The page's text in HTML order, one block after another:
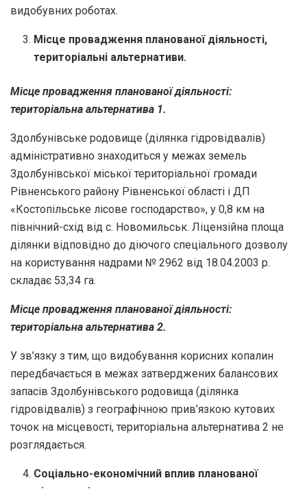
видобувних роботах.
Місце провадження планованої діяльності,
територіальні альтернативи.
Місце провадження планованої діяльності:
територіальна альтернатива 1.
Здолбунівське родовище (ділянка гідровідвалів)
адміністративно знаходиться у межах земель
Здолбунівської міської територіальної громади
Рівненського району Рівненської області і ДП
«Костопільське лісове господарство», у 0,8 км на
північний-схід від с. Новомильськ. Ліцензійна площа
ділянки відповідно до діючого спеціального дозволу
на користування надрами № 2962 від 18.04.2003 р.
складає 53,34 га.
Місце провадження планованої діяльності:
територіальна альтернатива 2.
У зв’язку з тим, що видобування корисних копалин
передбачається в межах затверджених балансових
запасів Здолбунівського родовища (ділянка
гідровідвалів) з географічною прив’язкою кутових
точок на місцевості, територіальна альтернатива 2 не
розглядається.
Соціально-економічний вплив планованої